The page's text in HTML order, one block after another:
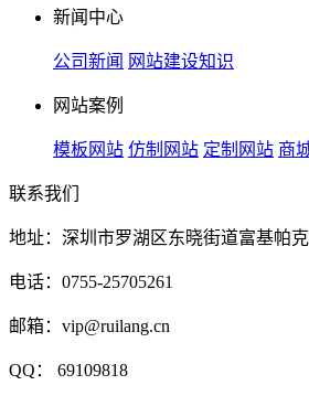
新闻中心
公司新闻 网站建设知识
网站案例
模板网站 仿制网站 定制网站 商
联系我们
地址：深圳市罗湖区东晓街道富基帕
电话：0755-25705261
邮箱：vip@ruilang.cn
QQ： 69109818